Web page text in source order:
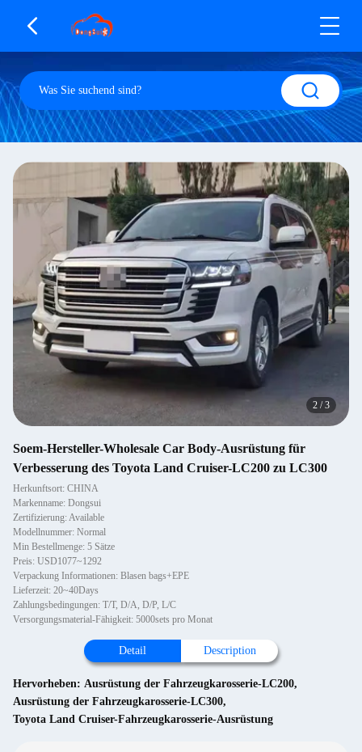
2 /3
Soem-Hersteller-Wholesale Car Body-Ausrüstung für
Verbesserung des Toyota Land Cruiser-LC200 zu LC300
Herkunftsort: CHINA
Markenname: Dongsui
Zertifizierung: Available
Modellnummer: Normal
Min Bestellmenge: 5 Sätze
Preis: USD1077~1292
Verpackung Informationen: Blasen bags+EPE
Lieferzeit: 20~40Days
Zahlungsbedingungen: T/T, D/A, D/P, L/C
Versorgungsmaterial-Fähigkeit: 5000sets pro Monat
Detail Description
Hervorheben: Ausrüstung der Fahrzeugkarosserie-LC200,
Ausrüstung der Fahrzeugkarosserie-LC300,
Toyota Land Cruiser-Fahrzeugkarosserie-Ausrüstung